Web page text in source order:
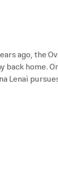
ago, the
back home.
Lenai